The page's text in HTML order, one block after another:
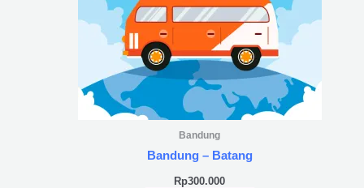
Bandung
Bandung – Batang
Rp300.000